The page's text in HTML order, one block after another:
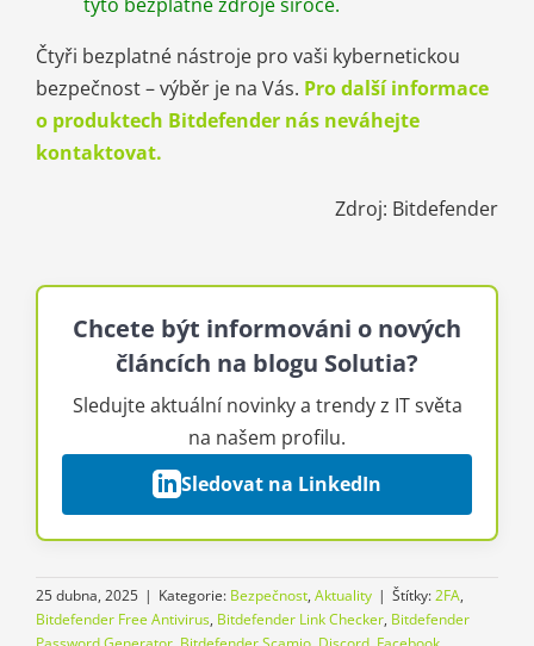
Čtyři bezplatné nástroje pro vaši kybernetickou
bezpečnost – výběr je na Vás. Pro další informace
o produktech Bitdefender nás neváhejte
kontaktovat.
Zdroj: Bitdefender
Chcete být informováni o nových
článcích na blogu Solutia?
Sledujte aktuální novinky a trendy z IT světa
na našem profilu.
Sledovat na LinkedIn
25 dubna, 2025 | Kategorie: Bezpečnost, Aktuality | Štítky:2FA,
Bitdefender Free Antivirus, Bitdefender Link Checker, Bitdefender